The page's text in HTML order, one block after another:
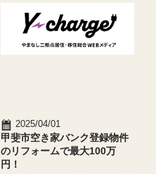
2025/04/01
甲斐市空き家バンク登録物件
のリフォームで最大100万
円！